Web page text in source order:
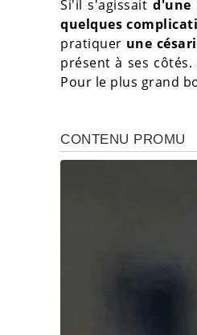
Si'il s'agissaitd'une
quelques
pratiquer une
présent à ses
Pour le plus grand